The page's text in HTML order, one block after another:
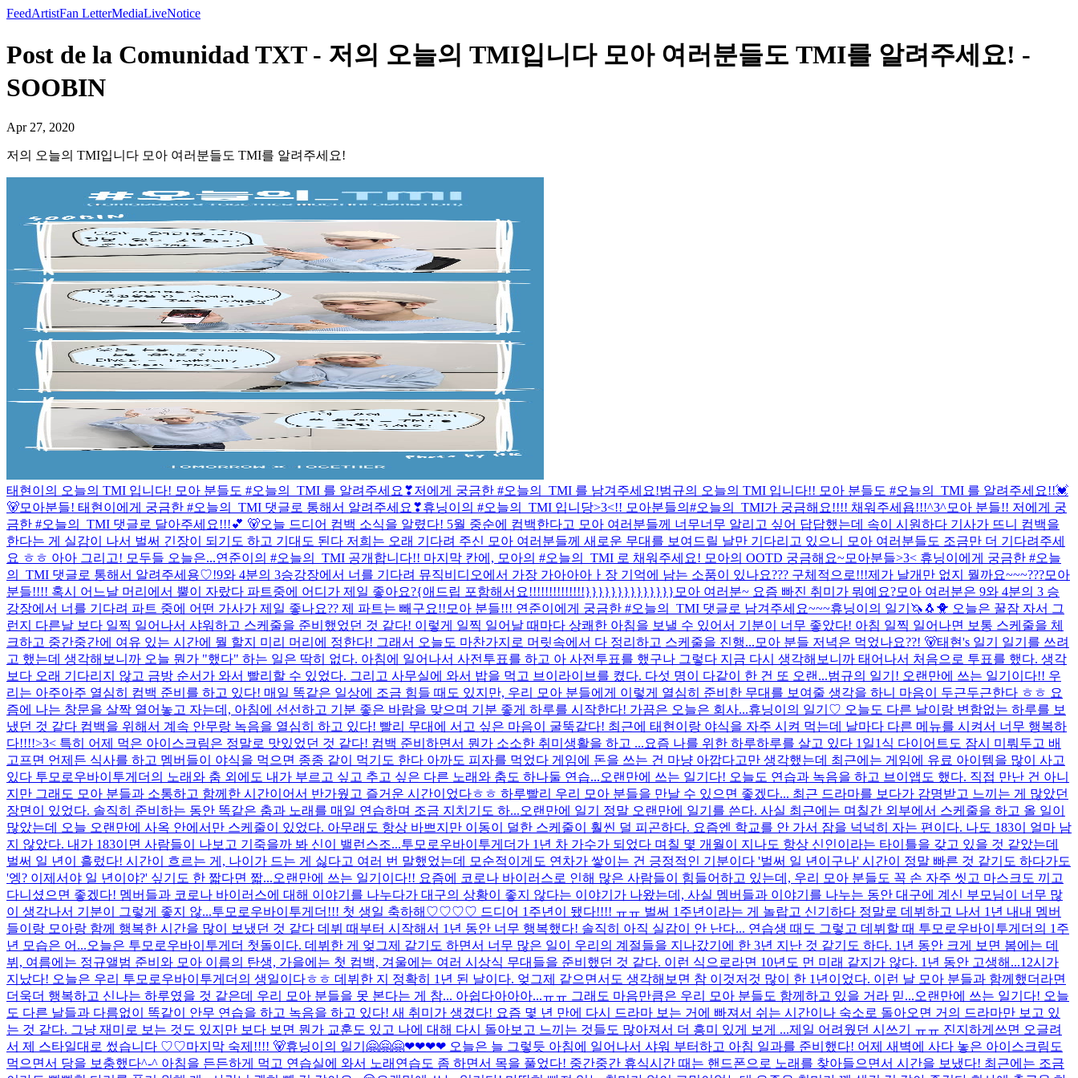
FeedArtistFan LetterMediaLiveNotice
Post de la Comunidad TXT - 저의 오늘의 TMI입니다 모아 여러분들도 TMI를 알려주세요! -
SOOBIN
Apr 27, 2020
저의 오늘의 TMI입니다 모아 여러분들도 TMI를 알려주세요!
태현이의 오늘의 TMI 입니다! 모아 분들도 #오늘의_TMI 를 알려주세요❣저에게 궁금한 #오늘의_TMI 를 남겨주세요!범규의 오늘의 TMI 입니다!! 모아 분들도 #오늘의_TMI 를 알려주세요!!💓
🐻모아분들! 태현이에게 궁금한 #오늘의_TMI 댓글로 통해서 알려주세요❣휴닝이의 #오늘의_TMI 입니당>3<!! 모아분들의#오늘의_TMI가 궁금해요!!!! 채워주세욥!!!^3^모아 분들!! 저에게 궁
금한 #오늘의_TMI 댓글로 달아주세요!!!💕 🐻오늘 드디어 컴백 소식을 알렸다! 5월 중순에 컴백한다고 모아 여러분들께 너무너무 알리고 싶어 답답했는데 속이 시원하다 기사가 뜨니 컴백을
한다는 게 실감이 나서 벌써 긴장이 되기도 하고 기대도 된다 저희는 오래 기다려 주신 모아 여러분들께 새로운 무대를 보여드릴 날만 기다리고 있으니 모아 여러분들도 조금만 더 기다려주세
요 ㅎㅎ 아아 그리고! 모두들 오늘은...연준이의 #오늘의_TMI 공개합니다!! 마지막 칸에, 모아의 #오늘의_TMI 로 채워주세요! 모아의 OOTD 궁금해요~모아분들>3< 휴닝이에게 궁금한 #오늘
의_TMI 댓글로 통해서 알려주세용♡!9와 4분의 3승강장에서 너를 기다려 뮤직비디오에서 가장 가아아아ㅏ장 기억에 남는 소품이 있나요??? 구체적으로!!!제가 날개만 없지 뭘까요~~~???모아
분들!!!! 혹시 어느날 머리에서 뿔이 자랐다 파트중에 어디가 제일 좋아요?{애드립 포함해서요!!!!!!!!!!!!!!}}}}}}}}}}}}}} 모아 여러분~ 요즘 빠진 취미가 뭐예요?모아 여러분은 9와 4분의 3 승
강장에서 너를 기다려 파트 중에 어떤 가사가 제일 좋나요?? 제 파트는 빼구요!! 모아 분들!!! 연준이에게 궁금한 #오늘의_TMI 댓글로 남겨주세요~~~휴닝이의 일기🦄🐧🐥 오늘은 꿀잠 자서 그
런지 다른날 보다 일찍 일어나서 샤워하고 스케줄을 준비했었던 것 같다! 이렇게 일찍 일어날 때마다 상쾌한 아침을 보낼 수 있어서 기분이 너무 좋았다! 아침 일찍 일어나면 보통 스케줄을 체
크하고 중간중간에 여유 있는 시간에 뭘 할지 미리 머리에 정한다! 그래서 오늘도 마찬가지로 머릿속에서 다 정리하고 스케줄을 진행... 모아 분들 저녁은 먹었나요??! 🐻태현's 일기 일기를 쓰려
고 했는데 생각해보니까 오늘 뭔가 "했다" 하는 일은 딱히 없다. 아침에 일어나서 사전투표를 하고 아 사전투표를 했구나 그렇다 지금 다시 생각해보니까 태어나서 처음으로 투표를 했다. 생각
보다 오래 기다리지 않고 금방 순서가 와서 빨리할 수 있었다. 그리고 사무실에 와서 밥을 먹고 브이라이브를 켰다. 다섯 명이 다같이 한 건 또 오랜...범규의 일기! 오랜만에 쓰는 일기이다!! 우
리는 아주아주 열심히 컴백 준비를 하고 있다! 매일 똑같은 일상에 조금 힘들 때도 있지만, 우리 모아 분들에게 이렇게 열심히 준비한 무대를 보여줄 생각을 하니 마음이 두근두근한다 ㅎㅎ 요
즘에 나는 창문을 살짝 열어놓고 자는데, 아침에 선선하고 기분 좋은 바람을 맞으며 기분 좋게 하루를 시작한다! 가끔은 오늘은 회사...휴닝이의 일기♡ 오늘도 다른 날이랑 변함없는 하루를 보
냈던 것 같다 컴백을 위해서 계속 안무랑 녹음을 열심히 하고 있다! 빨리 무대에 서고 싶은 마음이 굴뚝같다! 최근에 태현이랑 야식을 자주 시켜 먹는데 날마다 다른 메뉴를 시켜서 너무 행복하
다!!!!>3< 특히 어제 먹은 아이스크림은 정말로 맛있었던 것 같다! 컴백 준비하면서 뭔가 소소한 취미생활을 하고 ...요즘 나를 위한 하루하루를 살고 있다 1일1식 다이어트도 잠시 미뤄두고 배
고프면 언제든 식사를 하고 멤버들이 야식을 먹으면 종종 같이 먹기도 한다 아까도 피자를 먹었다 게임에 돈을 쓰는 건 마냥 아깝다고만 생각했는데 최근에는 게임에 유료 아이템을 많이 사고
있다 투모로우바이투게더의 노래와 춤 외에도 내가 부르고 싶고 추고 싶은 다른 노래와 춤도 하나둘 연습...오랜만에 쓰는 일기다! 오늘도 연습과 녹음을 하고 브이앱도 했다. 직접 만난 건 아니
지만 그래도 모아 분들과 소통하고 함께한 시간이어서 반가웠고 즐거운 시간이었다ㅎㅎ 하루빨리 우리 모아 분들을 만날 수 있으면 좋겠다... 최근 드라마를 보다가 감명받고 느끼는 게 많았던
장면이 있었다. 솔직히 준비하는 동안 똑같은 춤과 노래를 매일 연습하며 조금 지치기도 하...오랜만에 일기 정말 오랜만에 일기를 쓴다. 사실 최근에는 며칠간 외부에서 스케줄을 하고 올 일이
많았는데 오늘 오랜만에 사옥 안에서만 스케줄이 있었다. 아무래도 항상 바쁘지만 이동이 덜한 스케줄이 훨씬 덜 피곤하다. 요즘엔 학교를 안 가서 잠을 넉넉히 자는 편이다. 나도 183이 얼마 남
지 않았다. 내가 183이면 사람들이 나보고 기죽을까 봐 신이 밸런스조...투모로우바이투게더가 1년 차 가수가 되었다 며칠 몇 개월이 지나도 항상 신인이라는 타이틀을 갖고 있을 것 같았는데
벌써 일 년이 흘렀다! 시간이 흐르는 게, 나이가 드는 게 싫다고 여러 번 말했었는데 모순적이게도 연차가 쌓이는 건 긍정적인 기분이다 '벌써 일 년이구나' 시간이 정말 빠른 것 같기도 하다가도
'엥? 이제서야 일 년이야?' 싶기도 한 짧다면 짧...오랜만에 쓰는 일기이다!! 요즘에 코로나 바이러스로 인해 많은 사람들이 힘들어하고 있는데, 우리 모아 분들도 꼭 손 자주 씻고 마스크도 끼고
다니셨으면 좋겠다! 멤버들과 코로나 바이러스에 대해 이야기를 나누다가 대구의 상황이 좋지 않다는 이야기가 나왔는데, 사실 멤버들과 이야기를 나누는 동안 대구에 계신 부모님이 너무 많
이 생각나서 기분이 그렇게 좋지 않...투모로우바이투게더!!! 첫 생일 축하해♡♡♡♡ 드디어 1주년이 됐다!!!! ㅠㅠ 벌써 1주년이라는 게 놀랍고 신기하다 정말로 데뷔하고 나서 1년 내내 멤버
들이랑 모아랑 함께 행복한 시간을 많이 보냈던 것 같다 데뷔 때부터 시작해서 1년 동안 너무 행복했다! 솔직히 아직 실감이 안 난다... 연습생 때도 그렇고 데뷔할 때 투모로우바이투게더의 1주
년 모습은 어...오늘은 투모로우바이투게더 첫돌이다. 데뷔한 게 엊그제 같기도 하면서 너무 많은 일이 우리의 계절들을 지나갔기에 한 3년 지난 것 같기도 하다. 1년 동안 크게 보면 봄에는 데
뷔, 여름에는 정규앨범 준비와 모아 이름의 탄생, 가을에는 첫 컴백, 겨울에는 여러 시상식 무대들을 준비했던 것 같다. 이런 식으로라면 10년도 먼 미래 같지가 않다. 1년 동안 고생해...12시가
지났다! 오늘은 우리 투모로우바이투게더의 생일이다ㅎㅎ 데뷔한 지 정확히 1년 된 날이다. 엊그제 같으면서도 생각해보면 참 이것저것 많이 한 1년이었다. 이런 날 모아 분들과 함께했더라면
더욱더 행복하고 신나는 하루였을 것 같은데 우리 모아 분들을 못 본다는 게 참... 아쉽다아아아...ㅠㅠ 그래도 마음만큼은 우리 모아 분들도 함께하고 있을 거라 믿...오랜만에 쓰는 일기다! 오늘
도 다른 날들과 다름없이 똑같이 안무 연습을 하고 녹음을 하고 있다! 새 취미가 생겼다! 요즘 몇 년 만에 다시 드라마 보는 거에 빠져서 쉬는 시간이나 숙소로 돌아오면 거의 드라마만 보고 있
는 것 같다. 그냥 재미로 보는 것도 있지만 보다 보면 뭔가 교훈도 있고 나에 대해 다시 돌아보고 느끼는 것들도 많아져서 더 흥미 있게 보게 ...제일 어려웠던 시쓰기 ㅠㅠ 진지하게쓰면 오글려
서 제 스타일대로 썼습니다 ♡♡마지막 숙제!!!! 🐻휴닝이의 일기🤗🤗🤗❤❤❤❤ 오늘은 늘 그렇듯 아침에 일어나서 샤워 부터하고 아침 일과를 준비했다! 어제 새벽에 사다 놓은 아이스크림도
먹으면서 당을 보충했다^-^ 아침을 든든하게 먹고 연습실에 와서 노래연습도 좀 하면서 목을 풀었다! 중간중간 휴식시간 때는 핸드폰으로 노래를 찾아들으면서 시간을 보냈다! 최근에는 조금